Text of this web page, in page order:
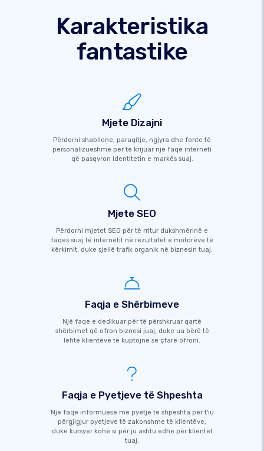
Karakteristika
fantastike
Mjete Dizajni
Përdorni shabllone, paraqitje, ngjyra dhe fonte të
personalizueshme për të krijuar një faqe interneti
që pasqyron identitetin e markës suaj.
Mjete SEO
Përdorni mjetet SEO për të rritur dukshmërinë e
faqes suaj të internetit në rezultatet e motorëve të
kërkimit, duke sjellë trafik organik në biznesin tuaj.
Faqja e Shërbimeve
Një faqe e dedikuar për të përshkruar qartë
shërbimet që ofron biznesi juaj, duke ua bërë të
lehtë klientëve të kuptojnë se çfarë ofroni.
Faqja e Pyetjeve të Shpeshta
Një faqe informuese me pyetje të shpeshta për t'iu
përgjigjur pyetjeve të zakonshme të klientëve,
duke kursyer kohë si për ju ashtu edhe për klientët
tuaj.